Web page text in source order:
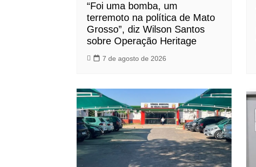
“Foi uma bomba, um
terremoto na política de Mato
Grosso”, diz Wilson Santos
sobre Operação Heritage
7 de agosto de 2026